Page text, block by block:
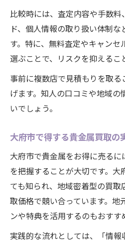
比較時には、査定内容や手数料
ド、個人情報の取り扱い体制
す。特に、無料査定やキャンセ
選ぶことで、リスクを抑えるこ
事前に複数店で見積もりを取
げます。知人の口コミや地域の
いでしょう。
大府市で得する貴金属買取の
大府市で貴金属をお得に売る
を把握することが大切です。大
ても知られ、地域密着型の買取
取価格で競い合っています。地
ンや特典を活用するのもおすす
実践的な流れとしては、「情